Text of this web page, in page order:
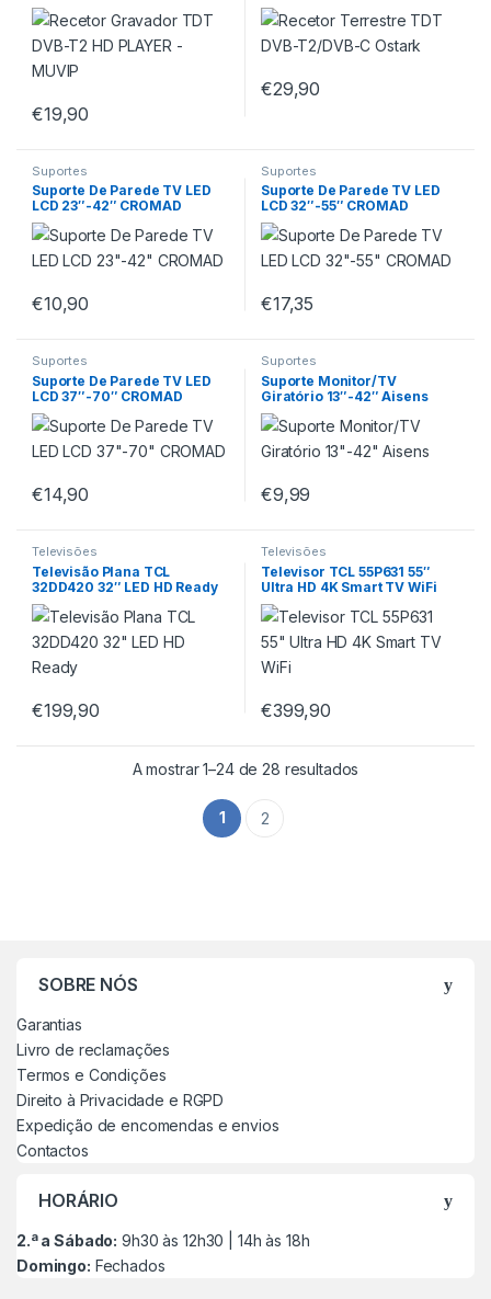
€19,90
€29,90
Suportes
Suporte De Parede TV LED
LCD 23″-42″ CROMAD
€10,90
Suportes
Suporte De Parede TV LED
LCD 32″-55″ CROMAD
€17,35
Suportes
Suporte De Parede TV LED
LCD 37″-70″ CROMAD
€14,90
Suportes
Suporte Monitor/TV
Giratório 13″-42″ Aisens
€9,99
Televisões
Televisão Plana TCL
32DD420 32″ LED HD Ready
€199,90
Televisões
Televisor TCL 55P631 55″
Ultra HD 4K Smart TV WiFi
€399,90
A mostrar 1–24 de 28 resultados
1 2
SOBRE NÓS
Garantias
Livro de reclamações
Termos e Condições
Direito à Privacidade e RGPD
Expedição de encomendas e envios
Contactos
HORÁRIO
2.ª a Sábado: 9h30 às 12h30 | 14h às 18h
Domingo: Fechados